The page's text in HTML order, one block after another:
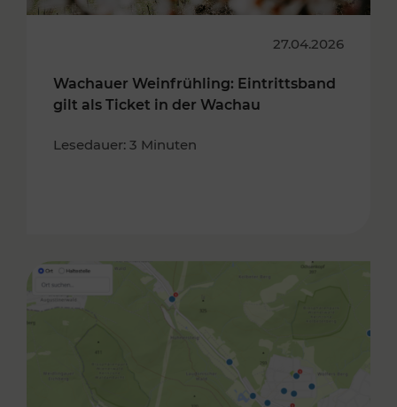
27.04.2026
Wachauer Weinfrühling: Eintrittsband
gilt als Ticket in der Wachau
Lesedauer: 3 Minuten